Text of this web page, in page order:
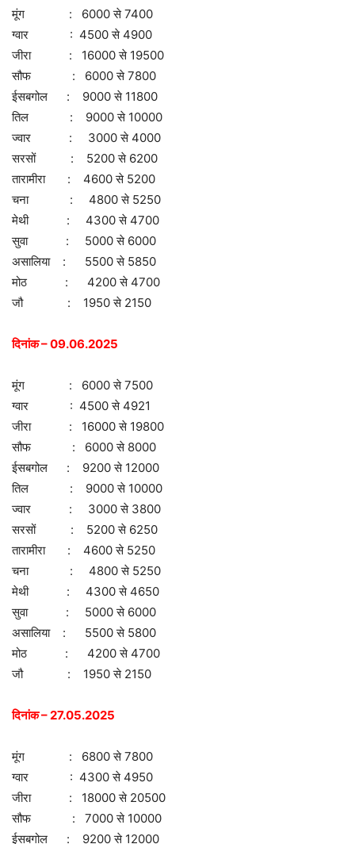
मूंग : 6000 से 7400
ग्वार : 4500 से 4900
जीरा : 16000 से 19500
सौफ : 6000 से 7800
ईसबगोल : 9000 से 11800
तिल : 9000 से 10000
ज्वार : 3000 से 4000
सरसों : 5200 से 6200
तारामीरा : 4600 से 5200
चना : 4800 से 5250
मेथी : 4300 से 4700
सुवा : 5000 से 6000
असालिया : 5500 से 5850
मोठ : 4200 से 4700
जौ : 1950 से 2150
दिनांक – 09.06.2025
मूंग : 6000 से 7500
ग्वार : 4500 से 4921
जीरा : 16000 से 19800
सौफ : 6000 से 8000
ईसबगोल : 9200 से 12000
तिल : 9000 से 10000
ज्वार : 3000 से 3800
सरसों : 5200 से 6250
तारामीरा : 4600 से 5250
चना : 4800 से 5250
मेथी : 4300 से 4650
सुवा : 5000 से 6000
असालिया : 5500 से 5800
मोठ : 4200 से 4700
जौ : 1950 से 2150
दिनांक – 27.05.2025
मूंग : 6800 से 7800
ग्वार : 4300 से 4950
जीरा : 18000 से 20500
सौफ : 7000 से 10000
ईसबगोल : 9200 से 12000